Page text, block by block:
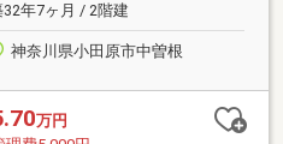
32年7ヶ月 / 2階建
神奈川県小田原市中曽根
万円